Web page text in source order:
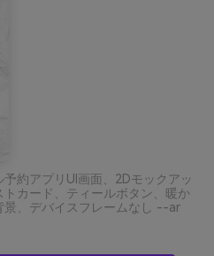
約アプリUI画面、2Dモックアッ
カード、ティールボタン、暖か
景、デバイスフレームなし --ar